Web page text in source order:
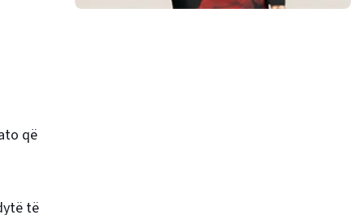
që
të